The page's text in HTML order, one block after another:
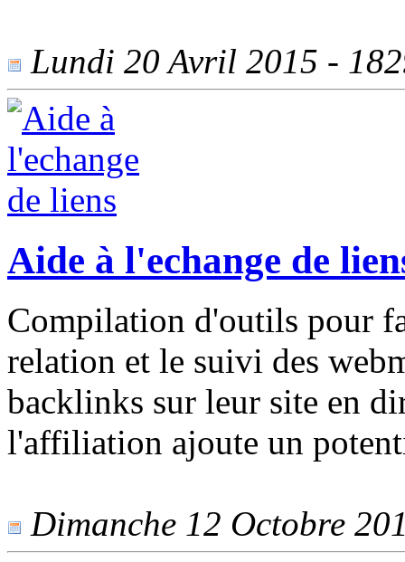
Lundi 20 Avril 2015 -
Aide à l'echange de
Compilation d'outils pour
relation et le suivi des
backlinks sur leur site en
l'affiliation ajoute un
Dimanche 12 Octobre